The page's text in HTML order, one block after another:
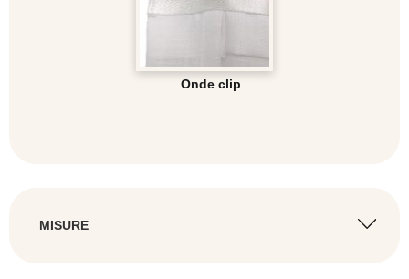
Onde clip
MISURE